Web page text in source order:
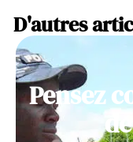
D'autres
Pensez